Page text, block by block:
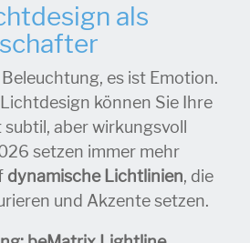
als
es ist Emotion.
können Sie Ihre
aber wirkungsvoll
setzen immer mehr
dynamische Lichtlinien, die
und Akzente setzen.